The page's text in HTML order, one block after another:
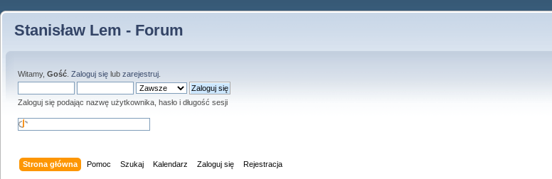
Stanisław Lem - Forum
Witamy, Gość Zaloguj się lub zarejestruj
Zaloguj się podając nazwę użytkownika, hasło i długość sesji
Strona główna Pomoc Szukaj Kalendarz Zaloguj się Rejestracja